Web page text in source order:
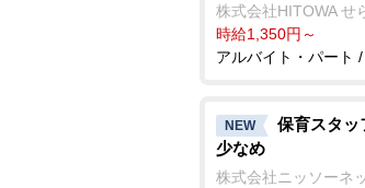
株式会社HITOWA せ
時給1,350円～
アルバイト・パート
NEW
保育スタッ
少なめ
株式会社ニッソーネ